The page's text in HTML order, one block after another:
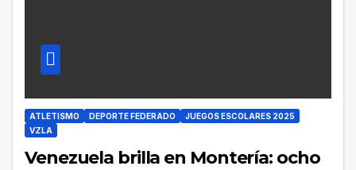
ATLETISMO DEPORTE FEDERADO
JUEGOS ESCOLARES 2025
VZLA
Venezuela brilla en Montería: ocho